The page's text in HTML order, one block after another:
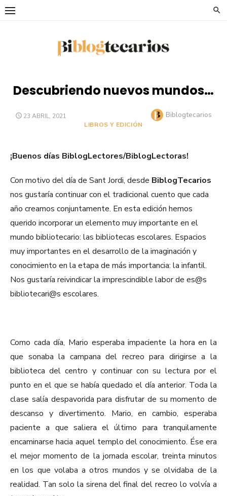
Saltar
Descubriendo nuevos mundos…
PUBLICADO
23 ABRIL, 2021 Autor
Biblogtecarios
LIBROS Y EDICIÓN
¡Buenos días BiblogLectores/BiblogLectoras!
Con motivo del día de Sant Jordi, desde BiblogTecarios
nos gustaría continuar con el tradicional cuento que cada
año creamos conjuntamente. En esta edición hemos
querido incorporar un elemento muy importante en el
mundo bibliotecario: las bibliotecas escolares. Espacios
muy importantes en el desarrollo de la imaginación y
conocimiento en la etapa de más importancia: la infantil.
Nos gustaría reivindicar la imprescindible labor de es@s
bibliotecari@s escolares.
Como cada día, Mario esperaba impaciente la hora en la
que sonaba la campana del recreo para dirigirse a la
biblioteca del centro y continuar con su lectura por el
punto en el que se había quedado el día anterior. Toda la
clase salía despavorida para disfrutar de su momento de
descanso y divertimento. Mario, en cambio, esperaba
paciente a que saliera el último para tranquilamente
encaminarse hacia aquel templo del conocimiento. Ése era
el mejor momento de la jornada escolar, treinta minutos
en los que volaba a otros mundos y se olvidaba de la
realidad. Tan solo la sirena del final del recreo lo volvía a